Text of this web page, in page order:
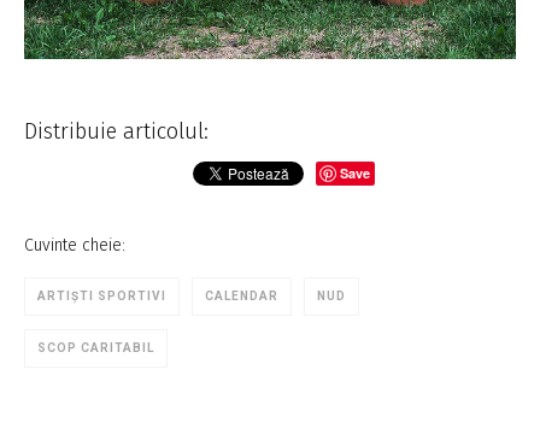
Distribuie articolul:
Save
Cuvinte cheie:
ARTIȘTI SPORTIVI CALENDAR NUD
SCOP CARITABIL